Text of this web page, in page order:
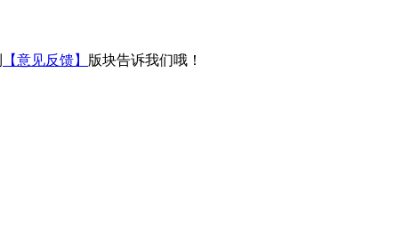
【意见反馈】 版块告诉我们哦！